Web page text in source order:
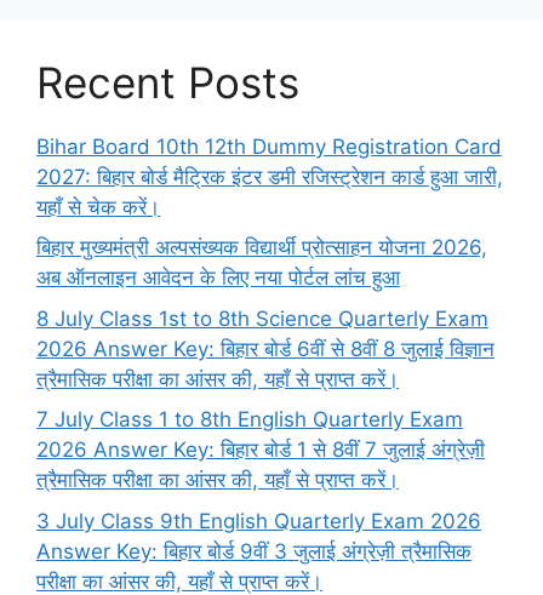
Recent Posts
Bihar Board 10th 12th Dummy Registration Card
2027: बिहार बोर्ड मैट्रिक इंटर डमी रजिस्ट्रेशन कार्ड हुआ जारी,
यहाँ से चेक करें।
बिहार मुख्यमंत्री अल्पसंख्यक विद्यार्थी प्रोत्साहन योजना 2026,
अब ऑनलाइन आवेदन के लिए नया पोर्टल लांच हुआ
8 July Class 1st to 8th Science Quarterly Exam
2026 Answer Key: बिहार बोर्ड 6वीं से 8वीं 8 जुलाई विज्ञान
त्रैमासिक परीक्षा का आंसर की, यहाँ से प्राप्त करें।
7 July Class 1 to 8th English Quarterly Exam
2026 Answer Key: बिहार बोर्ड 1 से 8वीं 7 जुलाई अंग्रेज़ी
त्रैमासिक परीक्षा का आंसर की, यहाँ से प्राप्त करें।
3 July Class 9th English Quarterly Exam 2026
Answer Key: बिहार बोर्ड 9वीं 3 जुलाई अंग्रेज़ी त्रैमासिक
परीक्षा का आंसर की, यहाँ से प्राप्त करें।